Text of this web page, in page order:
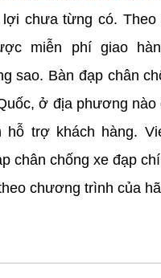
chưa từng có. Theo
miễn phí giao
sao. Bàn đạp chân
ở địa phương nào
hỗ trợ khách hàng.
chân chống xe đạp
chương trình của